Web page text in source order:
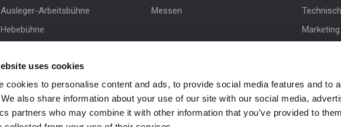
uses cookies
cookies to personalise content and ads, to provide social media features and to
also share information about your use of our site with our social media,
partners who may combine it with other information that you’ve provided to
Ausleger-Arbeitsbühne
Hebebühne
Messen
Marketing
NiftyPRO